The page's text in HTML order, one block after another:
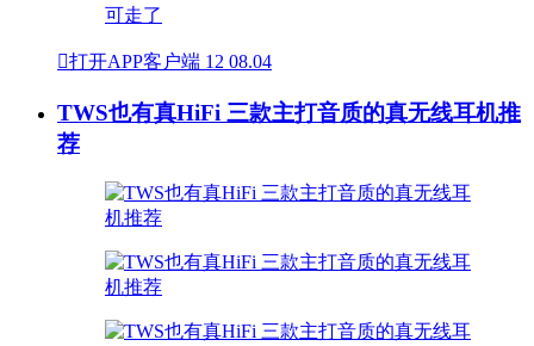
打开APP客户端 12 08.04
TWS也有真HiFi 三款主打音质的真无线耳机推
荐